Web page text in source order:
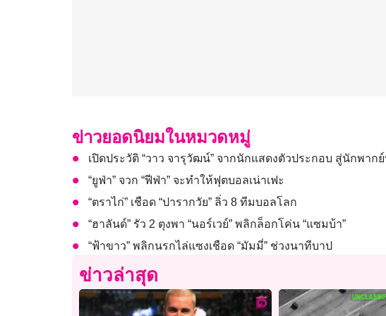
ข่าวยอดนิยมในหมวดหมู่
เปิดประวัติ “วาว จารุวัฒน์” จากนักแสดงตัวประกอบ สู่นักพา
“ยูฟ่า” จวก “ฟีฟ่า” จะทำให้ฟุตบอลเน่าเฟะ
“ตราไก่” เชือด “ปารากวัย” ลิ่ว 8 ทีมบอลโลก
“ฮาลันด์” รัว 2 ตุงพา “นอร์เวย์” พลิกล็อกโค่น “แซมบ้า”
“ฟ้าขาว” พลิกนรกไล่แซงเชือด “มัมมี่” ช่วงนาทีบาป
ข่าวล่าสุด